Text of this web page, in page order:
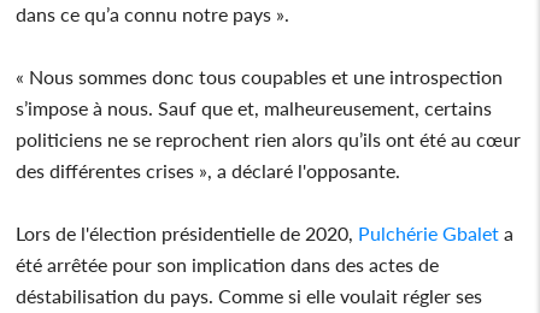
dans ce qu’a connu notre pays ».
« Nous sommes donc tous coupables et une introspection
s’impose à nous. Sauf que et, malheureusement, certains
politiciens ne se reprochent rien alors qu’ils ont été au cœur
des différentes crises », a déclaré l'opposante.
Lors de l'élection présidentielle de 2020, Pulchérie Gbalet a
été arrêtée pour son implication dans des actes de
déstabilisation du pays. Comme si elle voulait régler ses